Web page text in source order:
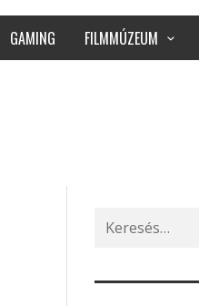
GAMING FILMMÚZEUM
Search
for: